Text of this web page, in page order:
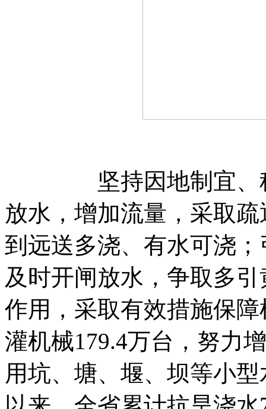
坚持因地制宜、科
放水，增加流量，采取
到远送多浇、有水可浇
及时开闸放水，争取多
作用，采取有效措施保
灌机械179.4万台，努力
用坑、塘、堰、坝等小